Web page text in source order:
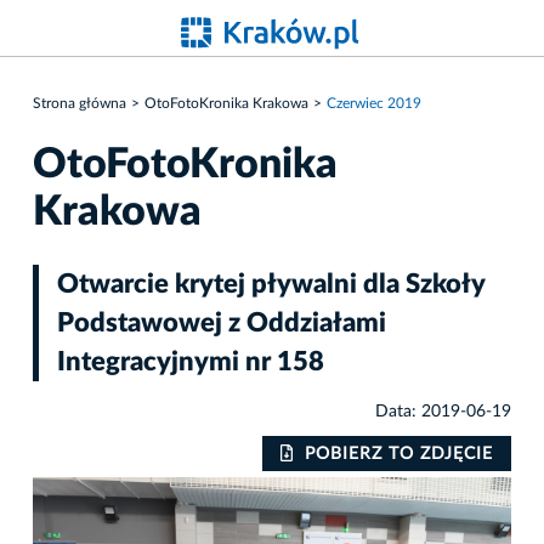
Strona główna OtoFotoKronika Krakowa Czerwiec 2019
OtoFotoKronika
Krakowa
Otwarcie krytej pływalni dla Szkoły
Podstawowej z Oddziałami
Integracyjnymi nr 158
Data: 2019-06-19
POBIERZ TO ZDJĘCIE